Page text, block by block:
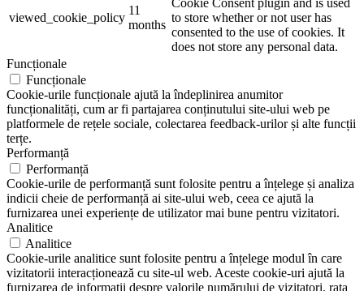
viewed_cookie_policy
11
months
to store whether or not user has
consented to the use of cookies. It
does not store any personal data.
Funcționale
Funcționale
Cookie-urile funcționale ajută la îndeplinirea anumitor
funcționalități, cum ar fi partajarea conținutului site-ului web pe
platformele de rețele sociale, colectarea feedback-urilor și alte funcții
terțe.
Performanță
Performanță
Cookie-urile de performanță sunt folosite pentru a înțelege și analiza
indicii cheie de performanță ai site-ului web, ceea ce ajută la
furnizarea unei experiențe de utilizator mai bune pentru vizitatori.
Analitice
Analitice
Cookie-urile analitice sunt folosite pentru a înțelege modul în care
vizitatorii interacționează cu site-ul web. Aceste cookie-uri ajută la
furnizarea de informații despre valorile numărului de vizitatori, rata